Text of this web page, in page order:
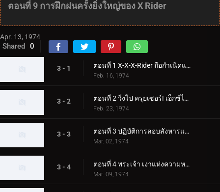
ตอนที่ 9 การฝึกฝนครั้งยิ่งใหญ่ของ X Rider
Apr. 13, 1974
Shared 0
3 - 1 ตอนที่ 1 X-X-X-Rider ถือกำเนิดแล้ว!!
Feb. 16, 1974
3 - 2 ตอนที่ 2 วิ่งไป ครุยเซอร์! เอ็กซ์ไรเดอร์!!
Feb. 23, 1974
3 - 3 ตอนที่ 3 ปฏิบัติการลอบสังหารแมงมุมมืด!!
Mar. 02, 1974
3 - 4 ตอนที่ 4 พระเจ้า เงาแห่งความหวาดกลัว!!
Mar. 09, 1974